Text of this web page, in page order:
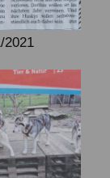
2021